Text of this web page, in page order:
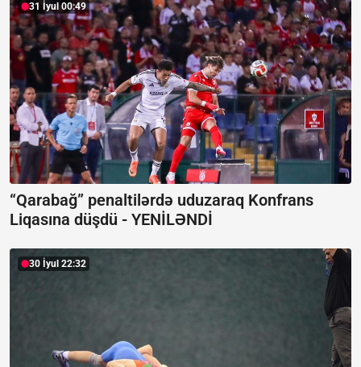
31 İyul 00:49
“Qarabağ” penaltilərdə uduzaraq Konfrans
Liqasına düşdü - YENİLƏNDİ
30 İyul 22:32